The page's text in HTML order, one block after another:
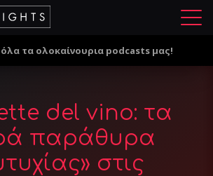
Μ
ο
τα ολοκαίνουρια podcasts μας!
del vino: τα
παράθυρα
στις